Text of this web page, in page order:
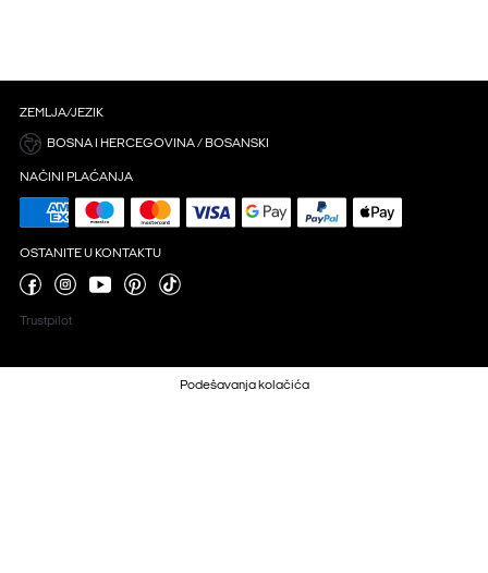
ZEMLJA/JEZIK
BOSNA I HERCEGOVINA / BOSANSKI
NAČINI PLAĆANJA
OSTANITE U KONTAKTU
Trustpilot
Podešavanja kolačića